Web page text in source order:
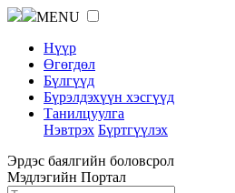
MENU
Нүүр
Өгөгдөл
Бүлгүүд
Бүрэлдэхүүн хэсгүүд
Танилцуулга
Нэвтрэх Бүртгүүлэх
Эрдэс баялгийн боловсрол
Мэдлэгийн Портал